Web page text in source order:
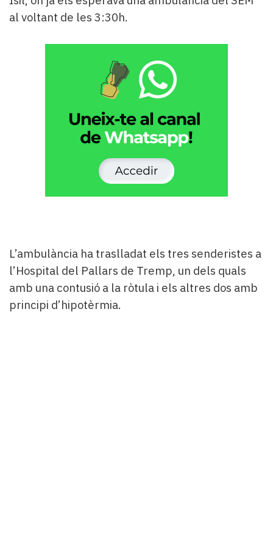
Editorial
al voltant de les 3:30h.
L’ambulància ha traslladat els tres senderistes a
l’Hospital del Pallars de Tremp, un dels quals
amb una contusió a la ròtula i els altres dos amb
principi d’hipotèrmia.